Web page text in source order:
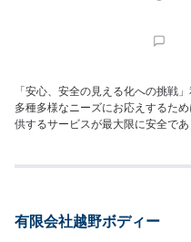
「安心、安全の見える化への挑戦
多種多様なニーズにお応えするた
供するサービスが最大限に安全で
良い職人」であるための挑戦をこ
は「お客様のわがままに最大限の
有限会社越野ボディー